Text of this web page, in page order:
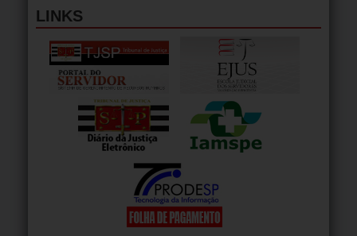
LINKS